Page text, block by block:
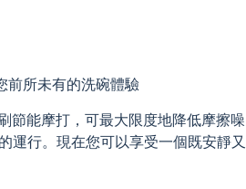
前所未有的洗碗體驗
節能摩打，可最大限度地降低摩擦噪
運行。現在您可以享受一個既安靜又